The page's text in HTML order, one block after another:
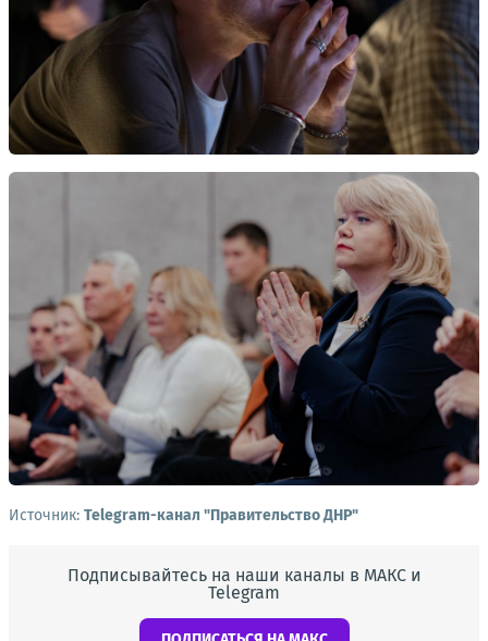
Источник: Telegram-канал "Правительство ДНР"
Подписывайтесь на наши каналы в МАКС и
Telegram